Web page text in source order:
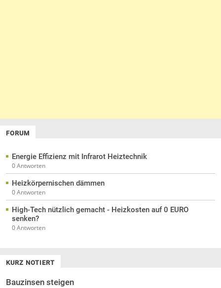
FORUM
Energie Effizienz mit Infrarot Heiztechnik
0 Antworten
Heizkörpernischen dämmen
0 Antworten
High-Tech nützlich gemacht - Heizkosten auf 0 EURO
senken?
0 Antworten
KURZ NOTIERT
Bauzinsen steigen